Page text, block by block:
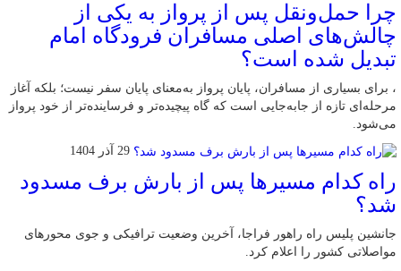
چرا حمل‌ونقل پس از پرواز به یکی از
چالش‌های اصلی مسافران فرودگاه امام
تبدیل شده است؟
، برای بسیاری از مسافران، پایان پرواز به‌معنای پایان سفر نیست؛ بلکه آغاز
مرحله‌ای تازه از جابه‌جایی است که گاه پیچیده‌تر و فرساینده‌تر از خود پرواز
می‌شود.
29 آذر 1404
راه کدام مسیرها پس از بارش برف مسدود
شد؟
جانشین پلیس راه راهور فراجا، آخرین وضعیت ترافیکی و جوی محورهای
مواصلاتی کشور را اعلام کرد.